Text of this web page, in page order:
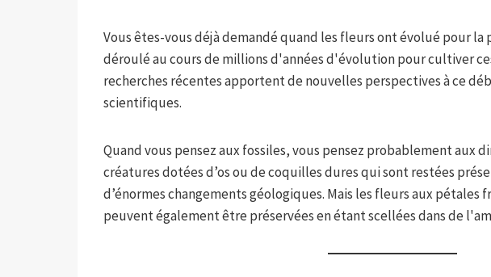
Vous êtes-vous déjà demandé quand les fleurs ont évolué pour
déroulé au cours de millions d'années d'évolution pour cultiver
recherches récentes apportent de nouvelles perspectives à ce
scientifiques.
Quand vous pensez aux fossiles, vous pensez probablement aux
créatures dotées d’os ou de coquilles dures qui sont restées
d’énormes changements géologiques. Mais les fleurs aux pétales
peuvent également être préservées en étant scellées dans de